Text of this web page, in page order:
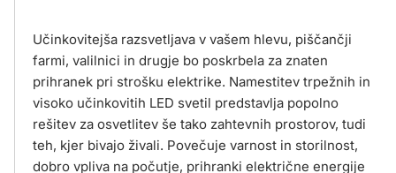
Učinkovitejša razsvetljava v vašem hlevu, piščančji
farmi, valilnici in drugje bo poskrbela za znaten
prihranek pri strošku elektrike. Namestitev trpežnih in
visoko učinkovitih LED svetil predstavlja popolno
rešitev za osvetlitev še tako zahtevnih prostorov, tudi
teh, kjer bivajo živali. Povečuje varnost in storilnost,
dobro vpliva na počutje, prihranki električne energije